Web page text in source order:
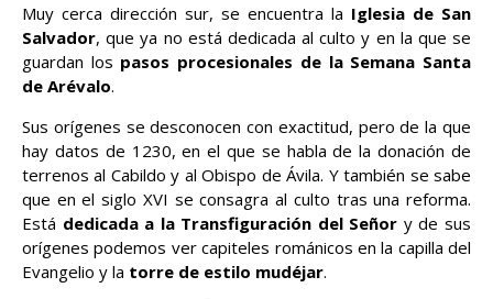
Muy cerca dirección sur, se encuentra la Iglesia de San
Salvador, que ya no está dedicada al culto y en la que se
guardan los pasos procesionales de la Semana Santa
de Arévalo.
Sus orígenes se desconocen con exactitud, pero de la que
hay datos de 1230, en el que se habla de la donación de
terrenos al Cabildo y al Obispo de Ávila. Y también se sabe
que en el siglo XVI se consagra al culto tras una reforma.
Está dedicada a la Transfiguración del Señor y de sus
orígenes podemos ver capiteles románicos en la capilla del
Evangelio y la torre de estilo mudéjar.